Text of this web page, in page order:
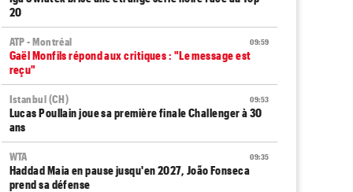
20
09:59
ATP - Montréal
Gaël Monfils répond aux critiques : "Le message est
reçu"
09:53
Istanbul (CH)
Lucas Poullain joue sa première finale Challenger à 30
ans
09:35
WTA
Haddad Maia en pause jusqu'en 2027, João Fonseca
prend sa défense